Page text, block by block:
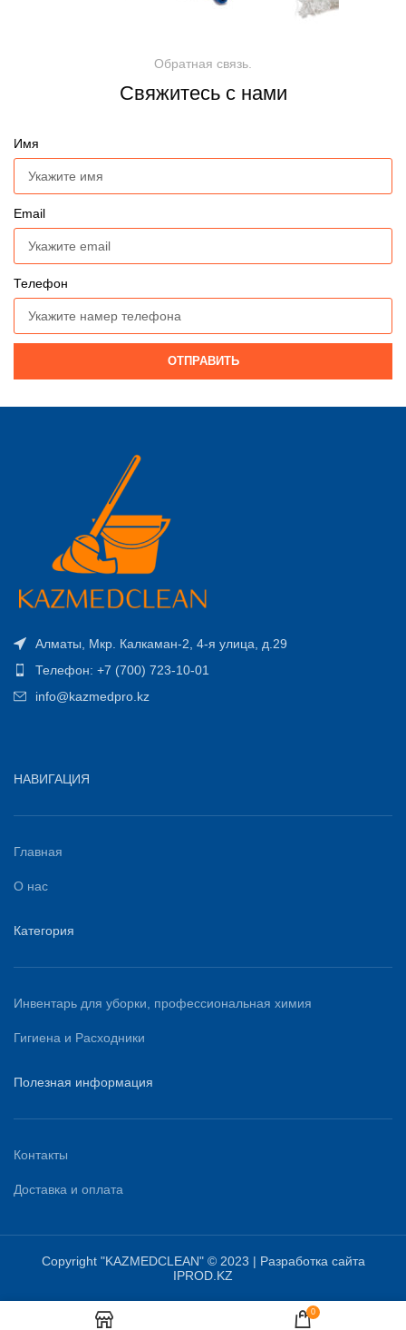
Обратная связь.
Свяжитесь с нами
Имя
Email
Телефон
ОТПРАВИТЬ
Алматы, Мкр. Калкаман-2, 4-я улица, д.29
Телефон: +7 (700) 723-10-01
info@kazmedpro.kz
НАВИГАЦИЯ
Главная
О нас
Категория
Инвентарь для уборки, профессиональная химия
Гигиена и Расходники
Полезная информация
Контакты
Доставка и оплата
Copyright "KAZMEDCLEAN" © 2023 | Разработка сайта
IPROD.KZ
0